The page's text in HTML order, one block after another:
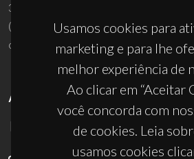
Usamos cookies para
marketing e para lhe
melhor experiência de
Ao clicar em “Aceitar
você concorda com
de cookies. Leia
usamos cookies
3810-193 Aveiro - Portugal
(+351) 234 370 200
ciceco@ua.pt
APOIOS